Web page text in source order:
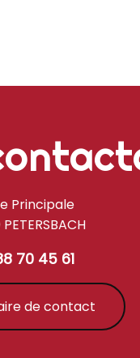
Principale
70 45 61
de contact